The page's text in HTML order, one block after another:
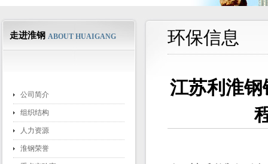
走进淮钢 ABOUT HUAIGANG
公司简介
组织结构
人力资源
淮钢荣誉
环保信息
江苏利淮